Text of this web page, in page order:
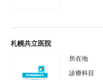
札幌共立医院
所在地
診療科目